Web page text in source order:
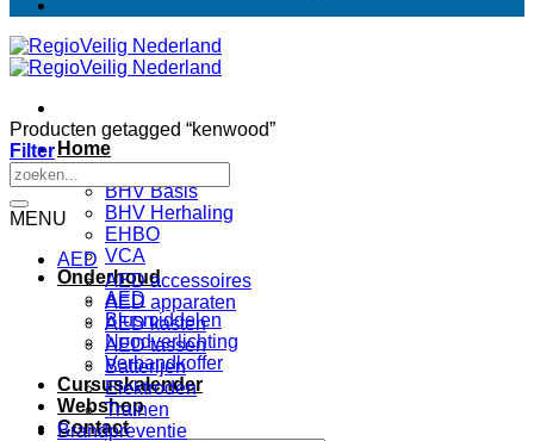
Home
Trainingen
BHV Basis
BHV Herhaling
EHBO
VCA
Onderhoud
AED
Blusmiddelen
Noodverlichting
Verbandkoffer
Cursuskalender
Webshop
Contact
Producten getagged “kenwood”
Filter
Zoeken
naar:
MENU
AED
AED accessoires
AED apparaten
AED kasten
AED tassen
Batterijen
Elektroden
Trainen
Brandpreventie